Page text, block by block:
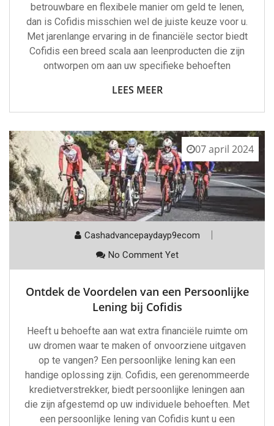
betrouwbare en flexibele manier om geld te lenen,
dan is Cofidis misschien wel de juiste keuze voor u.
Met jarenlange ervaring in de financiële sector biedt
Cofidis een breed scala aan leenproducten die zijn
ontworpen om aan uw specifieke behoeften
LEES MEER
07 april 2024
Cashadvancepaydayp9ecom
No Comment Yet
Ontdek de Voordelen van een Persoonlijke
Lening bij Cofidis
Heeft u behoefte aan wat extra financiële ruimte om
uw dromen waar te maken of onvoorziene uitgaven
op te vangen? Een persoonlijke lening kan een
handige oplossing zijn. Cofidis, een gerenommeerde
kredietverstrekker, biedt persoonlijke leningen aan
die zijn afgestemd op uw individuele behoeften. Met
een persoonlijke lening van Cofidis kunt u een